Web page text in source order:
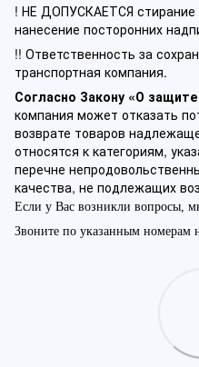
! НЕ ДОПУСКАЕТСЯ стирание
нанесение посторонних
!! Ответственность за
транспортная компания.
Согласно Закону «О
компания может отказать
возврате товаров
относятся к категориям,
перечне
качества, не подлежащих
Если у Вас возникли вопросы,
Звоните по указанным номерам